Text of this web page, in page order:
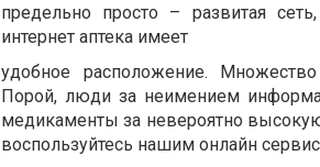
предельно просто – развитая
интернет аптека имеет
удобное расположение.
Порой, люди за неимением
медикаменты за невероятно
воспользуйтесь нашим онлайн